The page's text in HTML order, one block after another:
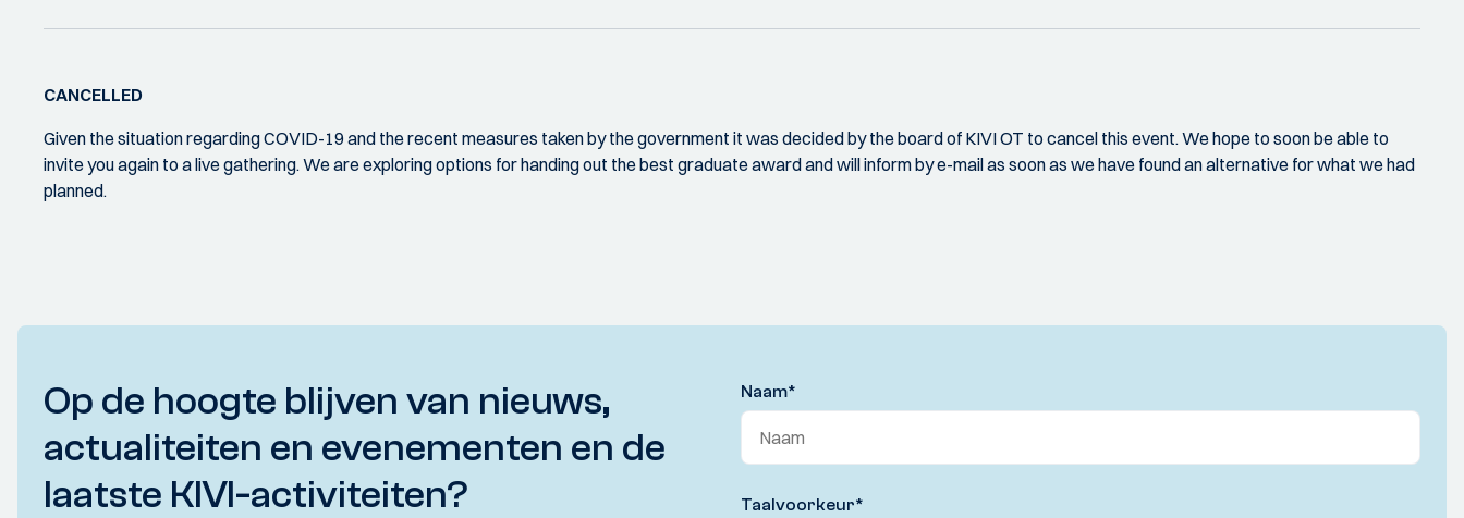
CANCELLED
Given the situation regarding COVID-19 and the recent measures taken by the government it was decided by the board of KIVI OT to cancel this event. We hope to soon be able to
invite you again to a live gathering. We are exploring options for handing out the best graduate award and will inform by e-mail as soon as we have found an alternative for what we had
planned.
Op de hoogte blijven van nieuws,
actualiteiten en evenementen en de
laatste KIVI-activiteiten?
Naam*
Taalvoorkeur*